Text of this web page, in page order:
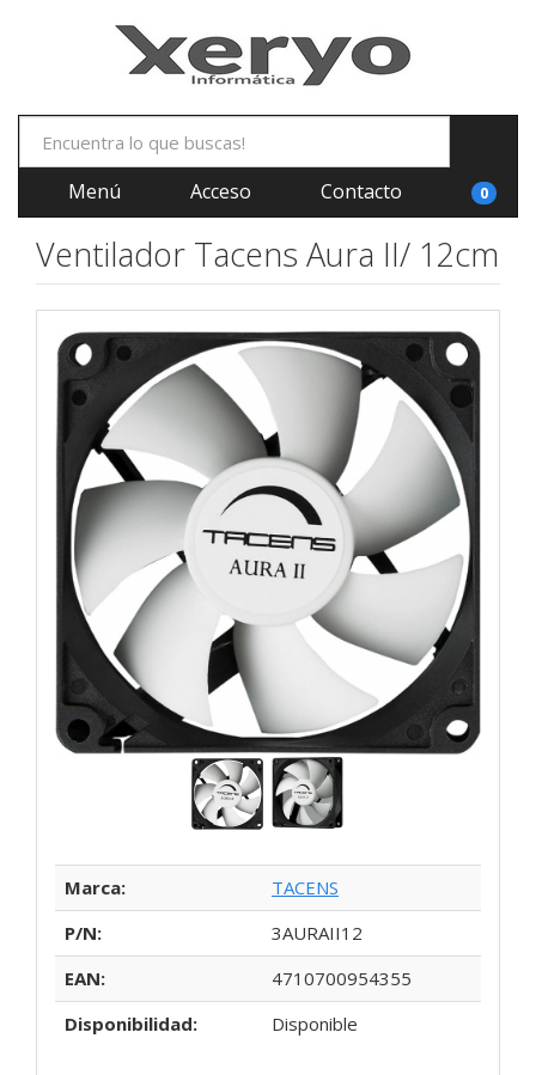
Menú Acceso Contacto 0
Ventilador Tacens Aura II/ 12cm
Marca:
TACENS
P/N:
3AURAII12
EAN:
4710700954355
Disponibilidad:
Disponible